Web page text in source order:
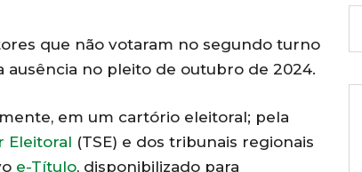
que não votaram no segundo turno
ausência no pleito de outubro de 2024.
em um cartório eleitoral; pela
Eleitoral (TSE) e dos tribunais regionais
e-Título, disponibilizado para